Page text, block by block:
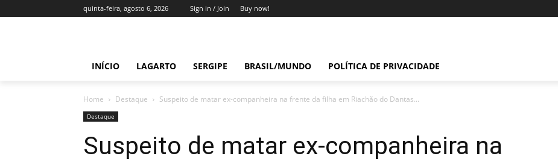
quinta-feira, agosto 6, 2026 Sign in / Join Buy now!
INÍCIO LAGARTO SERGIPE BRASIL/MUNDO POLÍTICA DE PRIVACIDADE
Home Destaque Suspeito de matar ex-companheira na frente da filha em Riachão do Dantas...
Destaque
Suspeito de matar ex-companheira na